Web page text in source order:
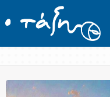
Παρουσίαση/